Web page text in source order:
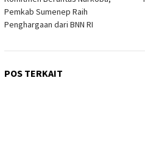
pos
Pemkab Sumenep Raih
Penghargaan dari BNN RI
POS TERKAIT